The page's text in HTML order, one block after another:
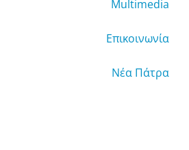
Μultimedia
Επικοινωνία
Νέα Πάτρα